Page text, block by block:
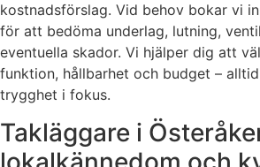
kostnadsförslag. Vid behov bokar vi
för att bedöma underlag, lutning,
eventuella skador. Vi hjälper dig att
funktion, hållbarhet och budget –
trygghet i fokus.
Takläggare i